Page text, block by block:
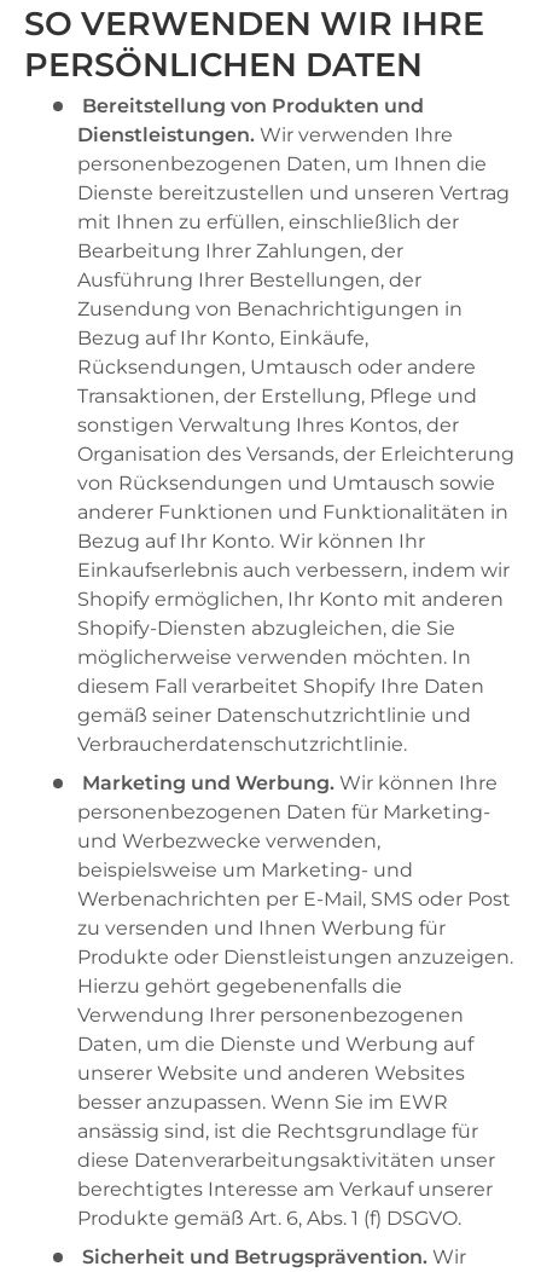
SO VERWENDEN WIR IHRE
PERSÖNLICHEN DATEN
Bereitstellung von Produkten und
Dienstleistungen. Wir verwenden Ihre
personenbezogenen Daten, um Ihnen die
Dienste bereitzustellen und unseren Vertrag
mit Ihnen zu erfüllen, einschließlich der
Bearbeitung Ihrer Zahlungen, der
Ausführung Ihrer Bestellungen, der
Zusendung von Benachrichtigungen in
Bezug auf Ihr Konto, Einkäufe,
Rücksendungen, Umtausch oder andere
Transaktionen, der Erstellung, Pflege und
sonstigen Verwaltung Ihres Kontos, der
Organisation des Versands, der Erleichterung
von Rücksendungen und Umtausch sowie
anderer Funktionen und Funktionalitäten in
Bezug auf Ihr Konto. Wir können Ihr
Einkaufserlebnis auch verbessern, indem wir
Shopify ermöglichen, Ihr Konto mit anderen
Shopify-Diensten abzugleichen, die Sie
möglicherweise verwenden möchten. In
diesem Fall verarbeitet Shopify Ihre Daten
gemäß seiner Datenschutzrichtlinie und
Verbraucherdatenschutzrichtlinie.
Marketing und Werbung. Wir können Ihre
personenbezogenen Daten für Marketing-
und Werbezwecke verwenden,
beispielsweise um Marketing- und
Werbenachrichten per E-Mail, SMS oder Post
zu versenden und Ihnen Werbung für
Produkte oder Dienstleistungen anzuzeigen.
Hierzu gehört gegebenenfalls die
Verwendung Ihrer personenbezogenen
Daten, um die Dienste und Werbung auf
unserer Website und anderen Websites
besser anzupassen. Wenn Sie im EWR
ansässig sind, ist die Rechtsgrundlage für
diese Datenverarbeitungsaktivitäten unser
berechtigtes Interesse am Verkauf unserer
Produkte gemäß Art. 6, Abs. 1 (f) DSGVO.
Sicherheit und Betrugsprävention. Wir